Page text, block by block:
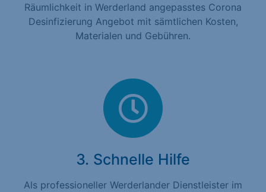
Räumlichkeit in Werderland angepasstes Corona
Desinfizierung Angebot mit sämtlichen Kosten,
Materialen und Gebühren.
3. Schnelle Hilfe
Als professioneller Werderlander Dienstleister im